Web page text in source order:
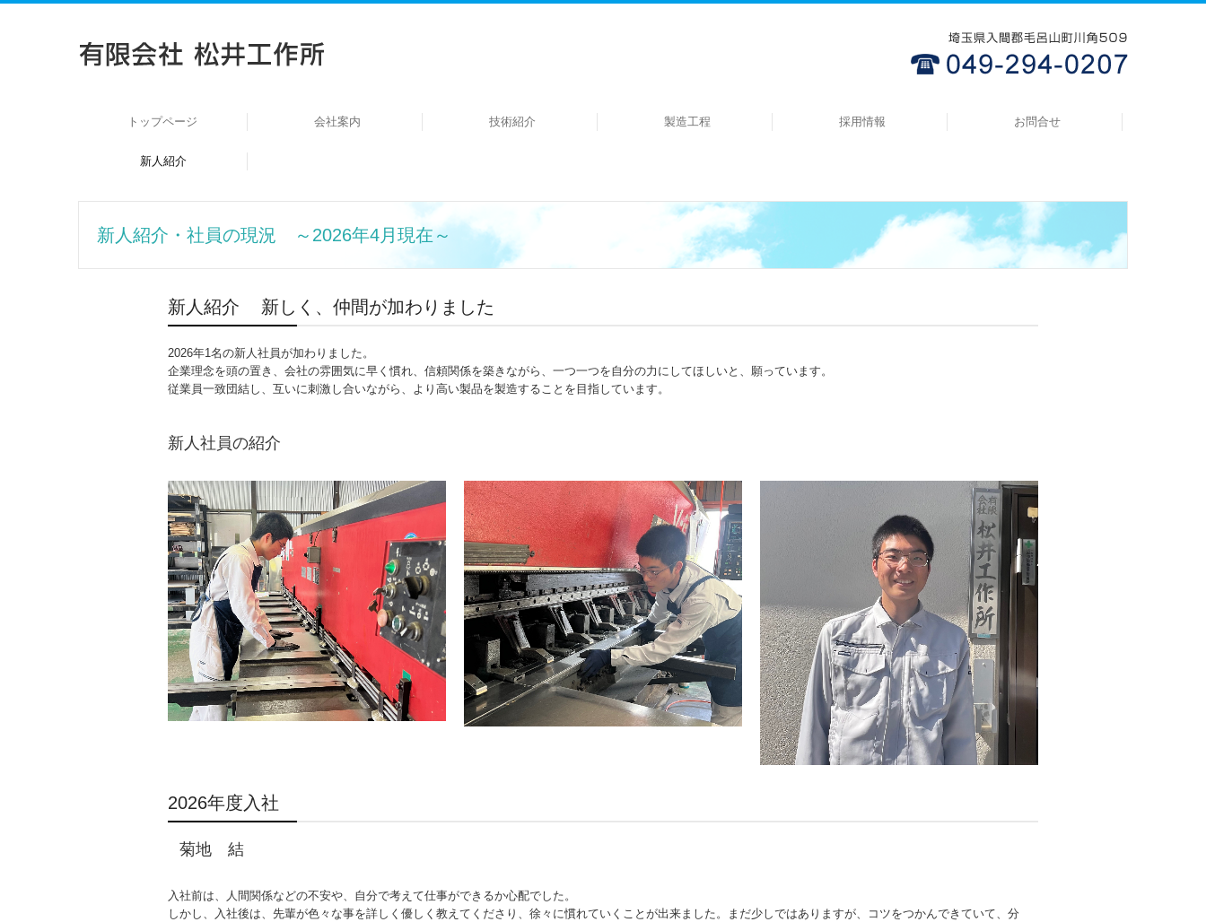
トップページ 会社案内 技術紹介 製造工程 採用情報 お問合せ
新人紹介
新人紹介・社員の現況 ～2026年4月現在～
新人紹介 新しく、仲間が加わりました
2026年1名の新人社員が加わりました。
企業理念を頭の置き、会社の雰囲気に早く慣れ、信頼関係を築きながら、一つ一つを自分の力にしてほしいと、願っています。
従業員一致団結し、互いに刺激し合いながら、より高い製品を製造することを目指しています。
新人社員の紹介
2026年度入社
菊地 結
入社前は、人間関係などの不安や、自分で考えて仕事ができるか心配でした。
しかし、入社後は、先輩が色々な事を詳しく優しく教えてくださり、徐々に慣れていくことが出来ました。まだ少しではありますが、コツをつかんできていて、分